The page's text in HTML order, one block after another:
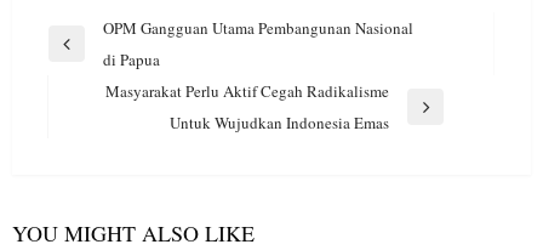
Navigasi
Previous
OPM Gangguan Utama Pembangunan Nasional
di Papua
Masyarakat Perlu Aktif Cegah Radikalisme
Untuk Wujudkan Indonesia Emas
YOU MIGHT ALSO LIKE